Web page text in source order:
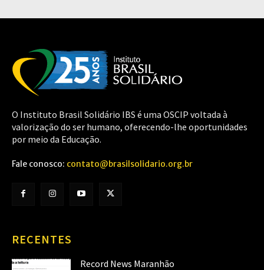
O Instituto Brasil Solidário IBS é uma OSCIP voltada à
valorização do ser humano, oferecendo-lhe oportunidades
por meio da Educação.
Fale conosco: contato@brasilsolidario.org.br
RECENTES
Record News Maranhão